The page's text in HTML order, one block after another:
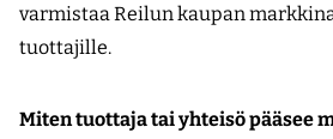
varmistaa Reilun kaupan
tuottajille.
Miten tuottaja tai yhteisö pääsee